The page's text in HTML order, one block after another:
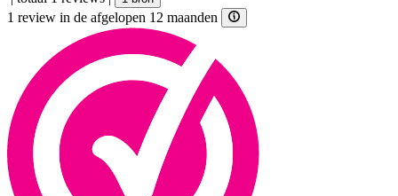
1 review in de afgelopen 12 maanden